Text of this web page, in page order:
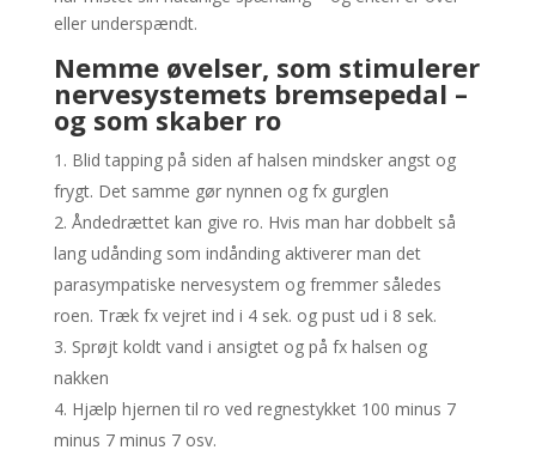
eller underspændt.
Nemme øvelser, som stimulerer
nervesystemets bremsepedal –
og som skaber ro
Blid tapping på siden af halsen mindsker angst og
frygt. Det samme gør nynnen og fx gurglen
Åndedrættet kan give ro. Hvis man har dobbelt så
lang udånding som indånding aktiverer man det
parasympatiske nervesystem og fremmer således
roen. Træk fx vejret ind i 4 sek. og pust ud i 8 sek.
Sprøjt koldt vand i ansigtet og på fx halsen og
nakken
Hjælp hjernen til ro ved regnestykket 100 minus 7
minus 7 minus 7 osv.